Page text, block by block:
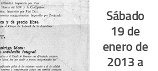
Sábado
19 de
enero de
2013 a